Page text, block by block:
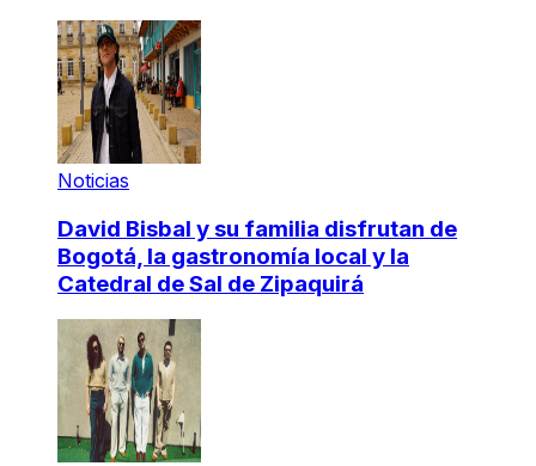
Noticias
David Bisbal y su familia disfrutan de
Bogotá, la gastronomía local y la
Catedral de Sal de Zipaquirá